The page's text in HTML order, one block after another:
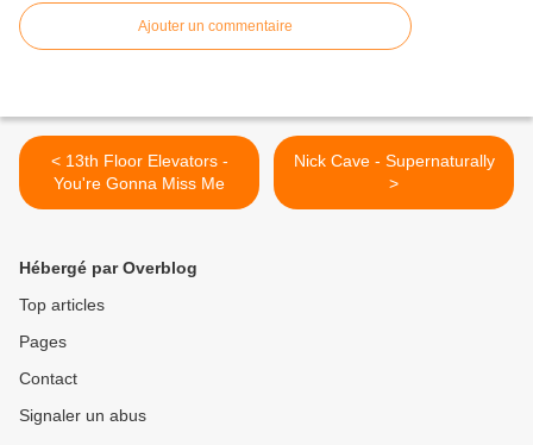
Ajouter un commentaire
< 13th Floor Elevators -
You're Gonna Miss Me
Nick Cave - Supernaturally
>
Hébergé par Overblog
Top articles
Pages
Contact
Signaler un abus